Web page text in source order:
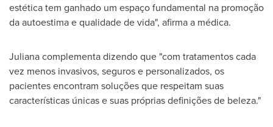
estética tem ganhado um espaço fundamental na promoção
da autoestima e qualidade de vida", afirma a médica.
Juliana complementa dizendo que "com tratamentos cada
vez menos invasivos, seguros e personalizados, os
pacientes encontram soluções que respeitam suas
características únicas e suas próprias definições de beleza."